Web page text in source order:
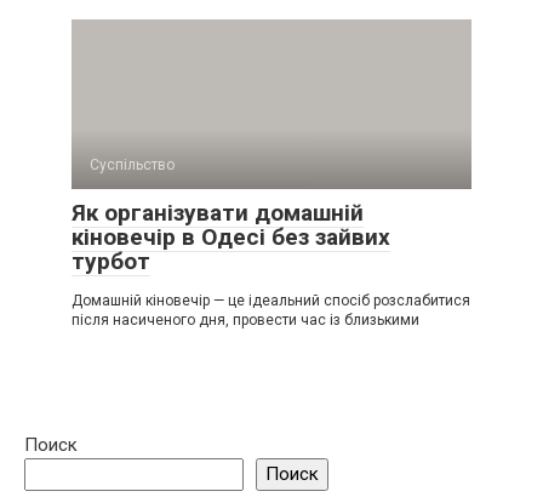
Суспільство
Як організувати домашній
кіновечір в Одесі без зайвих
турбот
Домашній кіновечір — це ідеальний спосіб розслабитися
після насиченого дня, провести час із близькими
Поиск
Поиск